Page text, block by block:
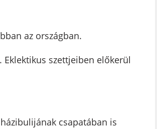
az országban.
szettjeiben előkerül
csapatában is